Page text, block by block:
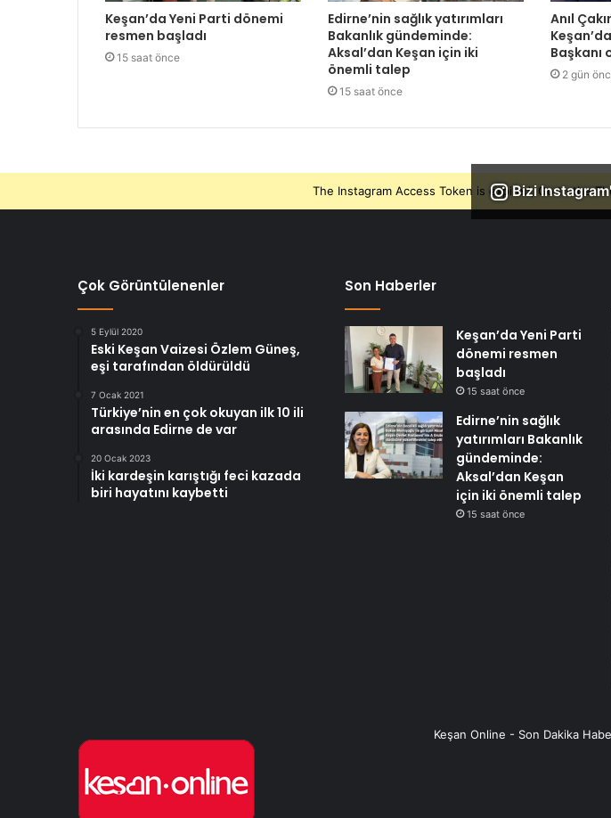
Keşan’da Yeni Parti dönemi
resmen başladı
15 saat önce
Edirne’nin sağlık yatırımları
Bakanlık gündeminde:
Aksal’dan Keşan için iki
önemli talep
15 saat önce
Anıl
Başkanı
2 gün
Bizi
The Instagram Access Token is expired, Go to the
Çok Görüntülenenler
5 Eylül 2020
Eski Keşan Vaizesi Özlem Güneş,
eşi tarafından öldürüldü
7 Ocak 2021
Türkiye’nin en çok okuyan ilk 10 ili
arasında Edirne de var
20 Ocak 2023
İki kardeşin karıştığı feci kazada
biri hayatını kaybetti
Son Haberler
Keşan’da Yeni Parti
dönemi resmen
başladı
15 saat önce
Edirne’nin sağlık
yatırımları Bakanlık
gündeminde:
Aksal’dan Keşan
için iki önemli talep
15 saat önce
Keşan Online - Son Dakika